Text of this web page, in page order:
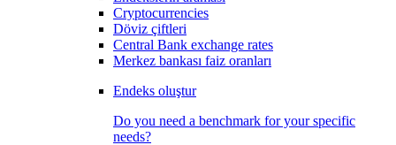
Cryptocurrencies
Döviz çiftleri
Central Bank exchange rates
Merkez bankası faiz oranları
Endeks oluştur
Do you need a benchmark for your specific
needs?